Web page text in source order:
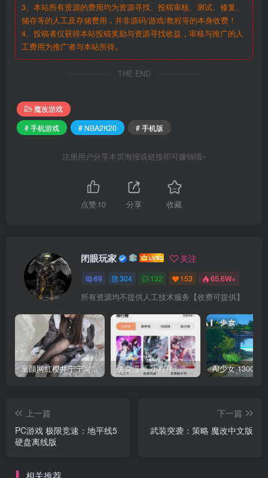
3、本站所有资源的费用均为资源寻找、投稿审核、测试、修复、
储存等的人工及存储费用，并非源码/游戏/教程等的本身收费！
4、投稿者仅获得本站投稿奖励与资源寻找收益，审核与推广的人
工费用为推广者与本站所得。
THE END
魔改游戏
# 手机游戏
# NBA2K20 # 手机版
注册用户分享本页海报或链接即可赚钱哦~
点赞10 分享 收藏
闭眼玩家 关注
69 304 132 153 65.6W+
所有资源均不提供人工技术服务【收费可提供】
童颜网红樱井宁宁写真集套图 免费漫画 小程序
上一篇
PC游戏 极限竞速：地平线5
硬盘离线版
下一篇
武装突袭：策略 魔改中文版
相关推荐